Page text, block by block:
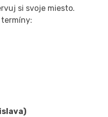
si svoje miesto.